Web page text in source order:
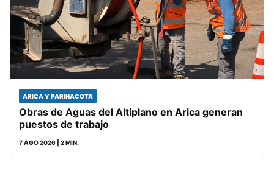
ARICA Y PARINACOTA
Obras de Aguas del Altiplano en Arica generan
puestos de trabajo
7 AGO 2026 | 2 MIN.